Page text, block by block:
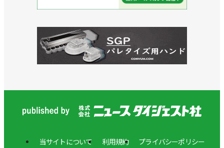
当サイトについて 利用規約
プライバシーポリシー